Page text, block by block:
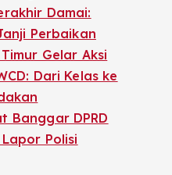
Damai:
Perbaikan
Gelar Aksi
Dari Kelas ke
Banggar DPRD
Polisi